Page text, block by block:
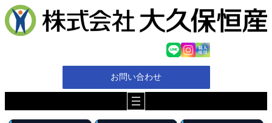
内
容
を
お問い合わせ